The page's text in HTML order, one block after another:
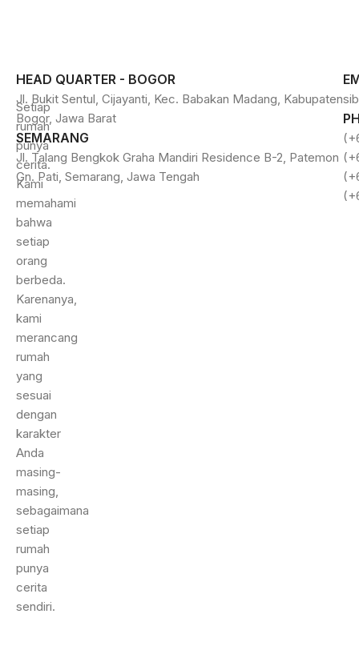
Setiap
rumah
punya
cerita.
Kami
memahami
bahwa
setiap
orang
berbeda.
Karenanya,
kami
merancang
rumah
yang
sesuai
dengan
karakter
Anda
masing-
masing,
sebagaimana
setiap
rumah
punya
cerita
sendiri.
HEAD QUARTER - BOGOR
Jl. Bukit Sentul, Cijayanti, Kec. Babakan Madang, Kabupaten
Bogor, Jawa Barat
SEMARANG
Jl. Talang Bengkok Graha Mandiri Residence B-2, Patemon
Gn. Pati, Semarang, Jawa Tengah